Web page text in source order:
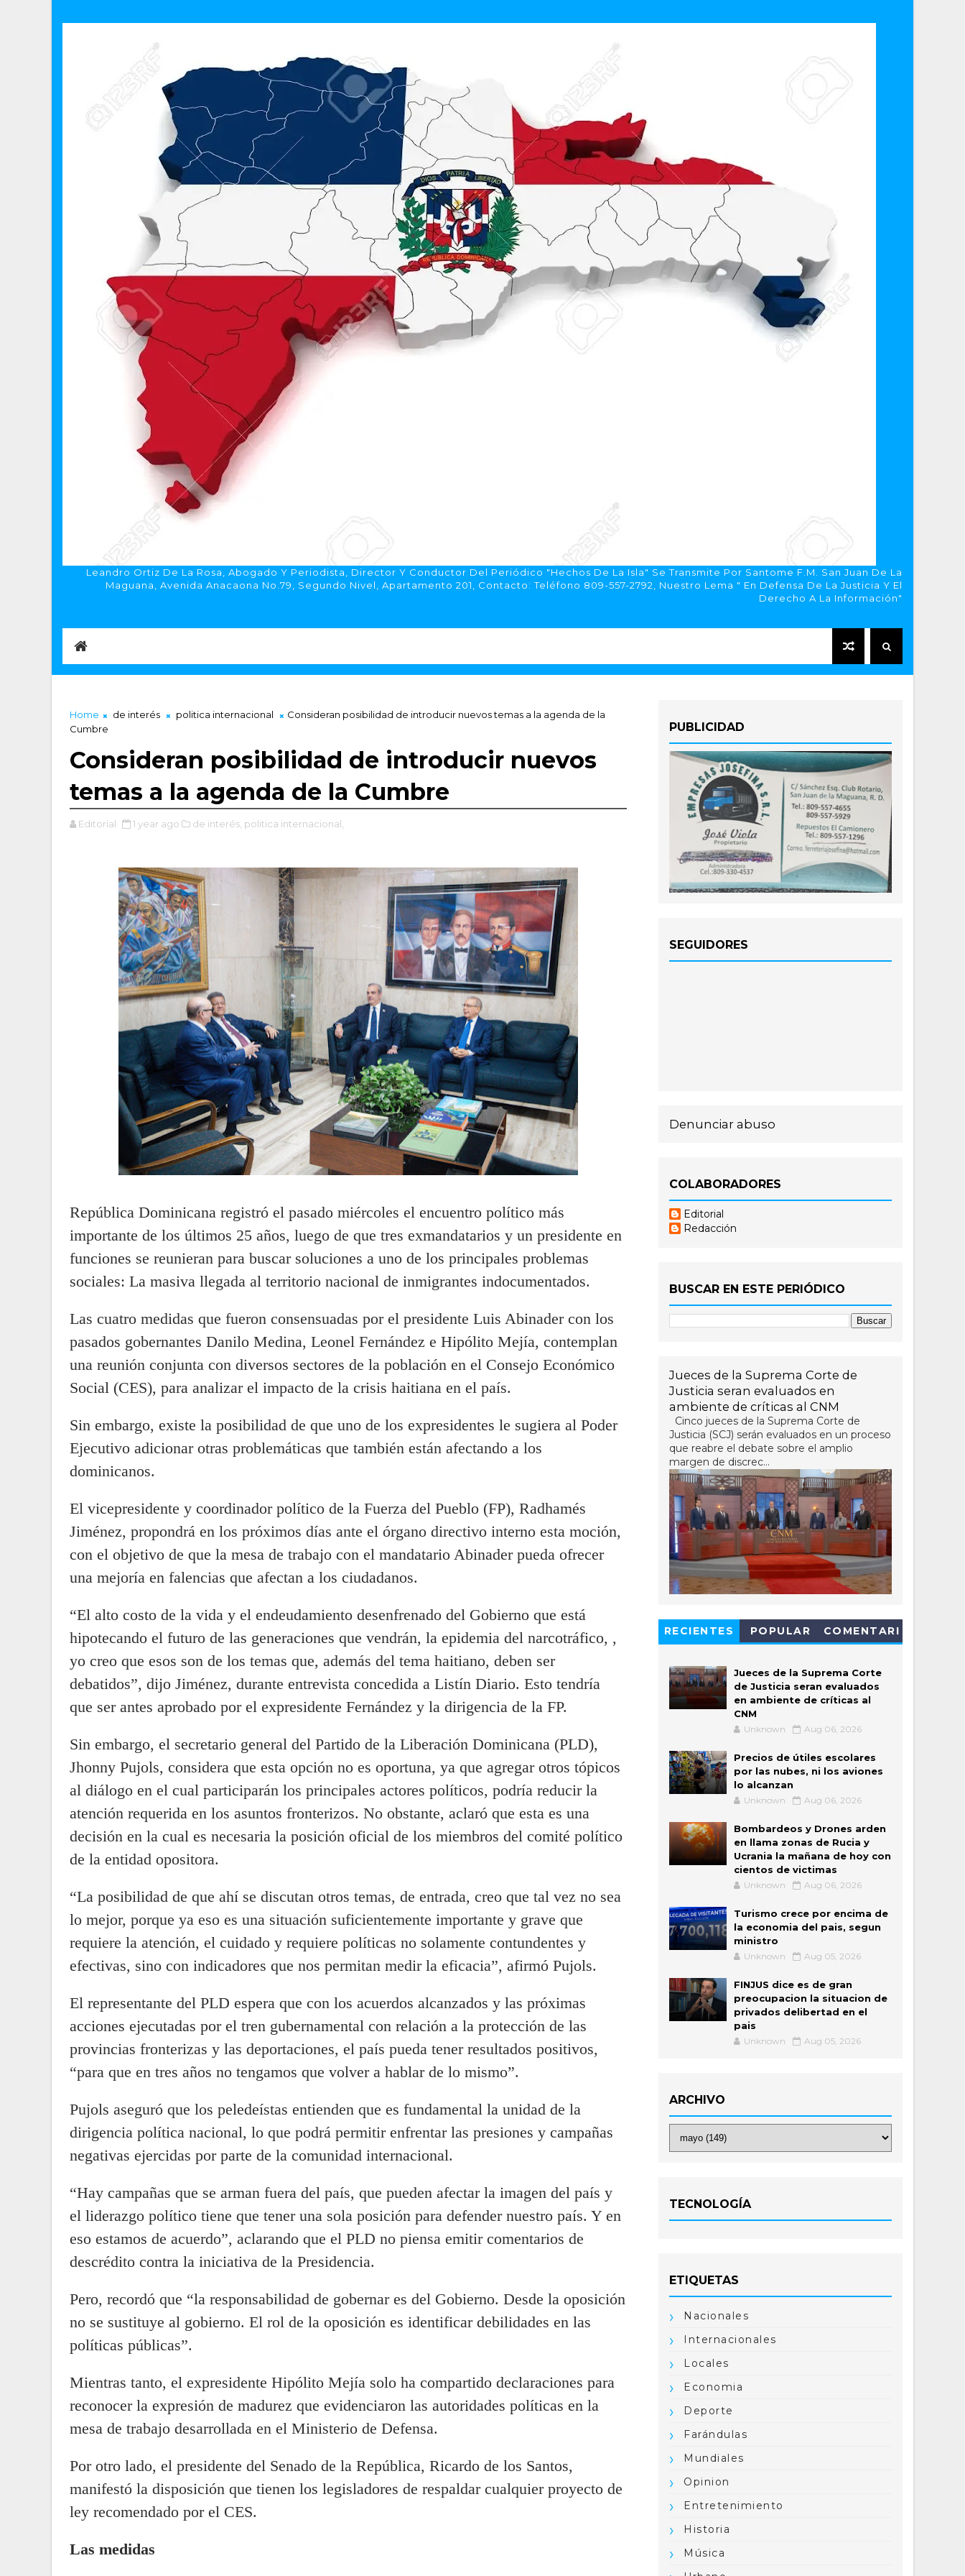
Leandro Ortiz De La Rosa, Abogado Y Periodista, Director Y Conductor Del Periódico "Hechos De La Isla" Se Transmite Por Santome F.M. San Juan De La
Maguana, Avenida Anacaona No.79, Segundo Nivel, Apartamento 201, Contacto: Teléfono 809-557-2792, Nuestro Lema " En Defensa De La Justicia Y El
Derecho A La Información"
Home de interés politica internacional
Consideran posibilidad de introducir nuevos temas a la agenda de la
Cumbre
Consideran posibilidad de introducir nuevos
temas a la agenda de la Cumbre
Editorial 1 year ago de interés, politica internacional,
República Dominicana registró el pasado miércoles el encuentro político más
importante de los últimos 25 años, luego de que tres exmandatarios y un presidente en
funciones se reunieran para buscar soluciones a uno de los principales problemas
sociales: La masiva llegada al territorio nacional de inmigrantes indocumentados.
Las cuatro medidas que fueron consensuadas por el presidente Luis Abinader con los
pasados gobernantes Danilo Medina, Leonel Fernández e Hipólito Mejía, contemplan
una reunión conjunta con diversos sectores de la población en el Consejo Económico
Social (CES), para analizar el impacto de la crisis haitiana en el país.
Sin embargo, existe la posibilidad de que uno de los expresidentes le sugiera al Poder
Ejecutivo adicionar otras problemáticas que también están afectando a los
dominicanos.
El vicepresidente y coordinador político de la Fuerza del Pueblo (FP), Radhamés
Jiménez, propondrá en los próximos días ante el órgano directivo interno esta moción,
con el objetivo de que la mesa de trabajo con el mandatario Abinader pueda ofrecer
una mejoría en falencias que afectan a los ciudadanos.
“El alto costo de la vida y el endeudamiento desenfrenado del Gobierno que está
hipotecando el futuro de las generaciones que vendrán, la epidemia del narcotráfico, ,
yo creo que esos son de los temas que, además del tema haitiano, deben ser
debatidos”, dijo Jiménez, durante entrevista concedida a Listín Diario. Esto tendría
que ser antes aprobado por el expresidente Fernández y la dirigencia de la FP.
Sin embargo, el secretario general del Partido de la Liberación Dominicana (PLD),
Jhonny Pujols, considera que esta opción no es oportuna, ya que agregar otros tópicos
al diálogo en el cual participarán los principales actores políticos, podría reducir la
atención requerida en los asuntos fronterizos. No obstante, aclaró que esta es una
decisión en la cual es necesaria la posición oficial de los miembros del comité político
de la entidad opositora.
“La posibilidad de que ahí se discutan otros temas, de entrada, creo que tal vez no sea
lo mejor, porque ya eso es una situación suficientemente importante y grave que
requiere la atención, el cuidado y requiere políticas no solamente contundentes y
efectivas, sino con indicadores que nos permitan medir la eficacia”, afirmó Pujols.
El representante del PLD espera que con los acuerdos alcanzados y las próximas
acciones ejecutadas por el tren gubernamental con relación a la protección de las
provincias fronterizas y las deportaciones, el país pueda tener resultados positivos,
“para que en tres años no tengamos que volver a hablar de lo mismo”.
Pujols aseguró que los peledeístas entienden que es fundamental la unidad de la
dirigencia política nacional, lo que podrá permitir enfrentar las presiones y campañas
negativas ejercidas por parte de la comunidad internacional.
“Hay campañas que se arman fuera del país, que pueden afectar la imagen del país y
el liderazgo político tiene que tener una sola posición para defender nuestro país. Y en
eso estamos de acuerdo”, aclarando que el PLD no piensa emitir comentarios de
descrédito contra la iniciativa de la Presidencia.
Pero, recordó que “la responsabilidad de gobernar es del Gobierno. Desde la oposición
no se sustituye al gobierno. El rol de la oposición es identificar debilidades en las
políticas públicas”.
Mientras tanto, el expresidente Hipólito Mejía solo ha compartido declaraciones para
reconocer la expresión de madurez que evidenciaron las autoridades políticas en la
mesa de trabajo desarrollada en el Ministerio de Defensa.
Por otro lado, el presidente del Senado de la República, Ricardo de los Santos,
manifestó la disposición que tienen los legisladores de respaldar cualquier proyecto de
ley recomendado por el CES.
Las medidas
PUBLICIDAD
SEGUIDORES
Denunciar abuso
COLABORADORES
Editorial
Redacción
BUSCAR EN ESTE PERIÓDICO
Jueces de la Suprema Corte de
Justicia seran evaluados en
ambiente de críticas al CNM
Cinco jueces de la Suprema Corte de
Justicia (SCJ) serán evaluados en un proceso
que reabre el debate sobre el amplio
margen de discrec...
RECIENTES POPULAR
COMENTARI
Jueces de la Suprema Corte
de Justicia seran evaluados
en ambiente de críticas al
CNM
Unknown Aug 06, 2026
Precios de útiles escolares
por las nubes, ni los aviones
lo alcanzan
Unknown Aug 06, 2026
Bombardeos y Drones arden
en llama zonas de Rucia y
Ucrania la mañana de hoy con
cientos de victimas
Unknown Aug 06, 2026
Turismo crece por encima de
la economia del pais, segun
ministro
Unknown Aug 05, 2026
FINJUS dice es de gran
preocupacion la situacion de
privados delibertad en el
pais
Unknown Aug 05, 2026
ARCHIVO
TECNOLOGÍA
ETIQUETAS
Nacionales
Internacionales
Locales
Economia
Deporte
Farándulas
Mundiales
Opinion
Entretenimiento
Historia
Música